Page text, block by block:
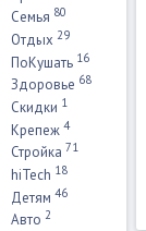
Семья 80
Отдых 29
ПоКушать 16
Здоровье 68
Скидки 1
Крепеж 4
Стройка 71
hiTech 18
Детям 46
Авто 2